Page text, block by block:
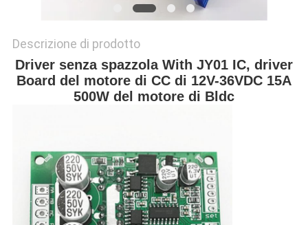
Descrizione di prodotto
Driver senza spazzola With JY01 IC, driver
Board del motore di CC di 12V-36VDC 15A
500W del motore di Bldc